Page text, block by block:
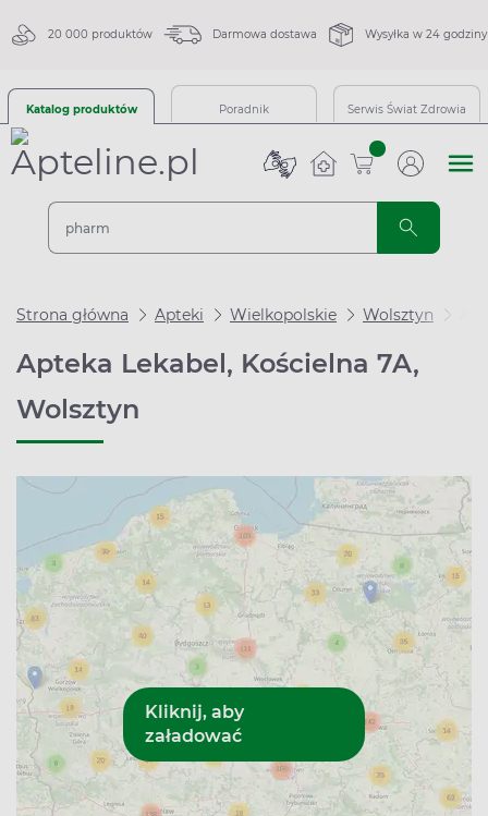
20 000 produktów Darmowa dostawa Wysyłka w 24 godziny
Katalog produktów Poradnik Serwis Świat Zdrowia
sztuk
Strona główna Apteki Wielkopolskie Wolsztyn
Apteka Lekabel, Kościelna 7A,
Wolsztyn